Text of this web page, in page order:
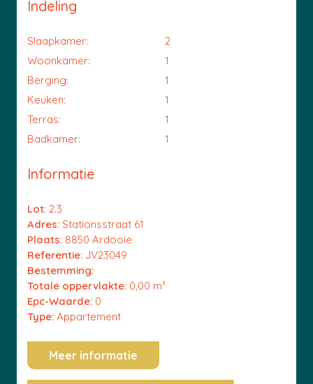
Indeling
Slaapkamer:
2
Woonkamer:
1
Berging:
1
Keuken:
1
Terras:
1
Badkamer:
1
Informatie
Lot: 2.3
Adres: Stationsstraat 61
Plaats: 8850 Ardooie
Referentie: JV23049
Bestemming:
Totale oppervlakte: 0,00 m²
Epc-Waarde: 0
Type: Appartement
Meer informatie